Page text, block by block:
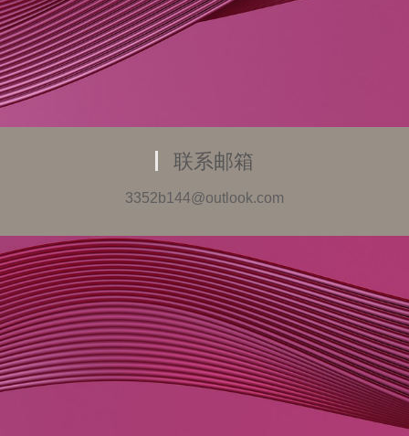
联系邮箱
3352b144@outlook.com